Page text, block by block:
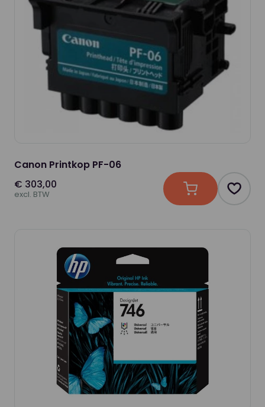
Canon Printkop PF-06
€ 303,00
excl. BTW In winkelwagen